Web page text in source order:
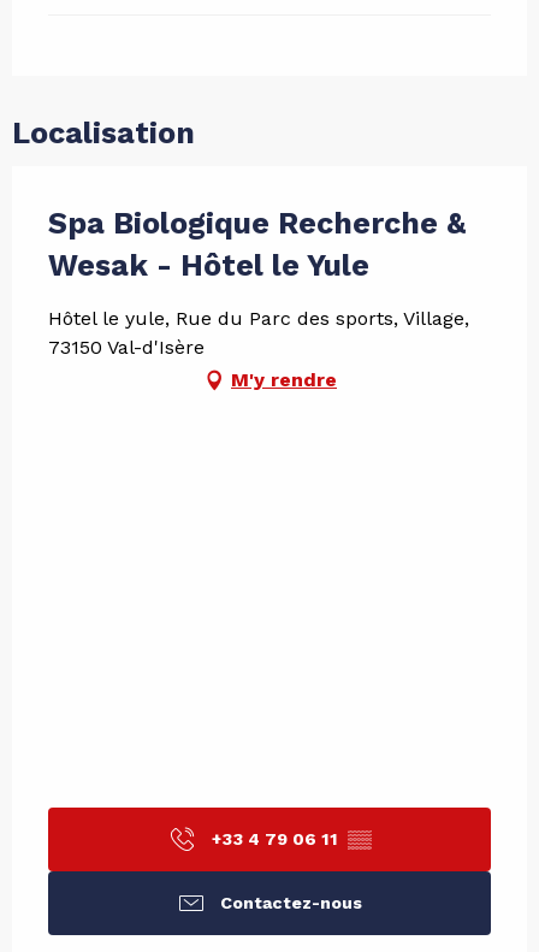
Localisation
Spa Biologique Recherche &
Wesak - Hôtel le Yule
Hôtel le yule, Rue du Parc des sports, Village,
73150 Val-d'Isère
M'y rendre
+33 4 79 06 11 ▒▒
Contactez-nous